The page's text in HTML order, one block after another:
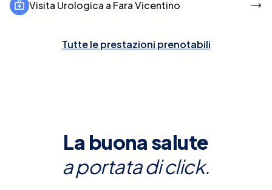
Visita Urologica a Fara Vicentino
Tutte le prestazioni prenotabili
La buona salute
a portata di click.